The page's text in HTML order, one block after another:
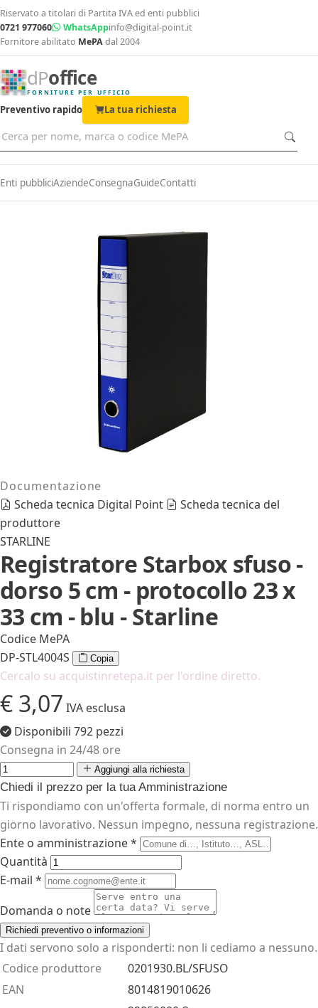
Riservato a titolari di Partita IVA ed enti pubblici
0721 977060
WhatsAppinfo@digital-point.it
Fornitore abilitato MePAdal 2004
dPoffice
FORNITURE PER UFFICIO
Preventivo rapido La tua richiesta
Enti pubbliciAziendeConsegnaGuideContatti
Documentazione
Scheda tecnica Digital Point
Scheda tecnica del
produttore
STARLINE
Registratore Starbox sfuso -
dorso 5 cm - protocollo 23 x
33 cm - blu - Starline
Codice MePA
DP-STL4004S
Copia
Cercalo su acquistinretepa.it per l'ordine diretto.
€ 3,07 IVA esclusa
Disponibili 792 pezzi
Consegna in 24/48 ore
Aggiungi alla richiesta
Chiedi il prezzo per la tua Amministrazione
Ti rispondiamo con un'offerta formale, di norma entro un
giorno lavorativo. Nessun impegno, nessuna registrazione.
Ente o amministrazione *
Quantità
E-mail *
Domanda o note
Richiedi preventivo o informazioni
I dati servono solo a risponderti: non li cediamo a nessuno.
Codice produttore
0201930.BL/SFUSO
EAN
8014819010626